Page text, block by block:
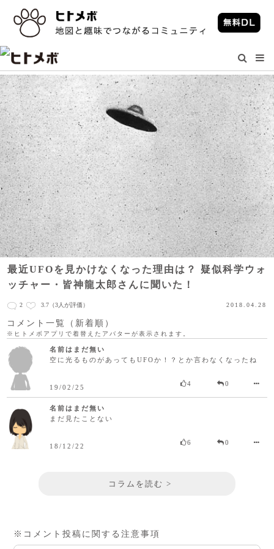
最近UFOを見かけなくなった理由は？ 疑似科学ウォ
ッチャー・皆神龍太郎さんに聞いた！
2 3.7 （3人が評価） 2018.04.28
コメント一覧（新着順）
※ヒトメボアプリで着替えたアバターが表示されます。
名前はまだ無い
空に光るものがあってもUFOか！？とか言わなくなったね
19/02/25 4 0
名前はまだ無い
まだ見たことない
18/12/22 6 0
コラムを読む >
※コメント投稿に関する注意事項